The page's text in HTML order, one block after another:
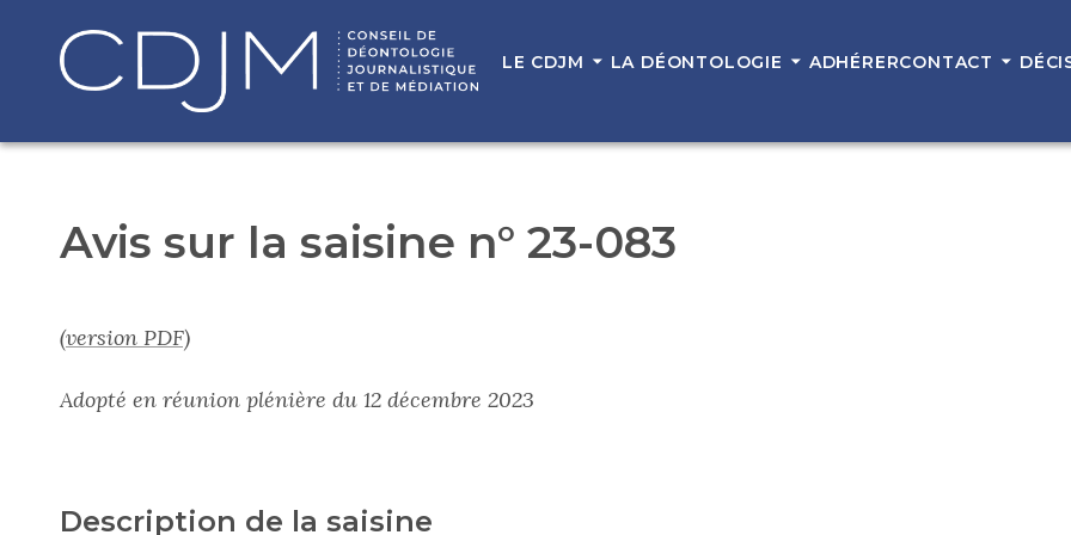
LE CDJM LA DÉONTOLOGIE ADHÉRERCONTACT
Avis sur la saisine n° 23-083
(version PDF)
Adopté en réunion plénière du 12 décembre 2023
Description de la saisine